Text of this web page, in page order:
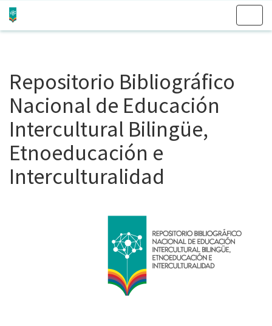
Repositorio Bibliográfico
Nacional de Educación
Intercultural Bilingüe,
Etnoeducación e
Interculturalidad